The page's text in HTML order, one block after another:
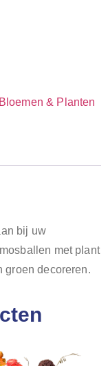
Bloemen & Planten
bij uw
met plant
groen decoreren.